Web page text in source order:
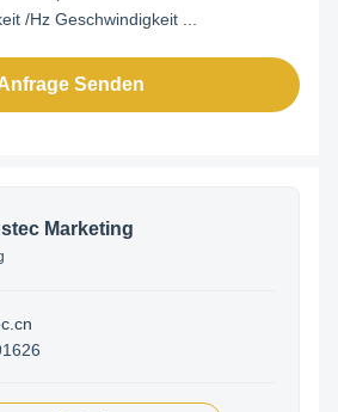
/Hz Geschwindigkeit ...
Senden
Marketing